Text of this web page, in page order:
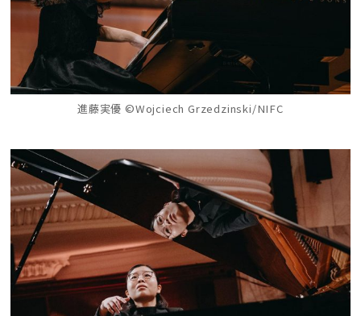
進藤実優 ©Wojciech Grzedzinski/NIFC